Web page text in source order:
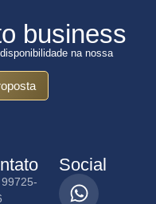
business
na nossa
Social